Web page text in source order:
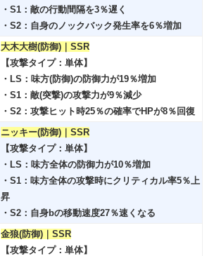
・S1：敵の行動間隔を3％遅く
・S2：自身のノックバック発生率を6％増加
大木大樹(防御)｜SSR
【攻撃タイプ：単体】
・LS：味方(防御)の防御力が19％増加
・S1：敵(突撃)の攻撃力が9％減少
・S2：攻撃ヒット時25％の確率でHPが8％回復
ニッキー(防御)｜SSR
【攻撃タイプ：単体】
・LS：味方全体の防御力が10％増加
・S1：味方全体の攻撃時にクリティカル率5％上
昇
・S2：自身bの移動速度27％速くなる
金狼(防御)｜SSR
【攻撃タイプ：単体】